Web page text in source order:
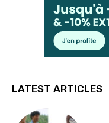
LATEST ARTICLES